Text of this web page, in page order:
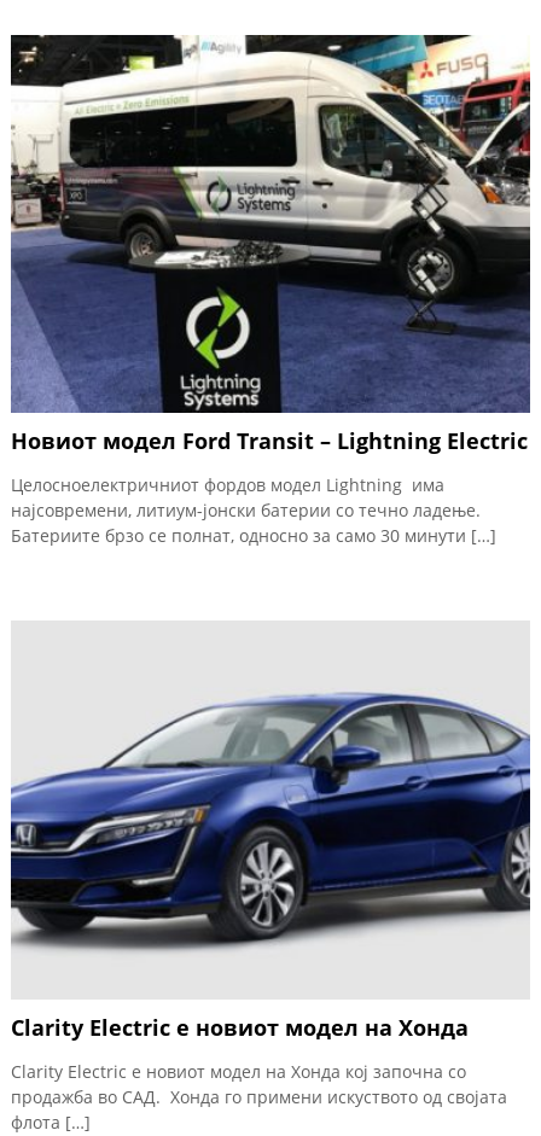
Новиот модел Ford Transit – Lightning Electric
Целосноелектричниот фордов модел Lightning има
најсовремени, литиум-јонски батерии со течно ладење.
Батериите брзо се полнат, односно за само 30 минути […]
Clarity Electric е новиот модел на Хонда
Clarity Electric е новиот модел на Хонда кој започна со
продажба во САД. Хонда го примени искуството од својата
флота […]